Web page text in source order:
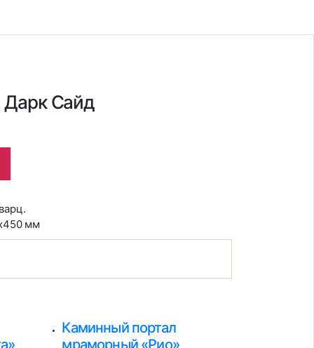
Дарк Сайд
мм
Каминный портал